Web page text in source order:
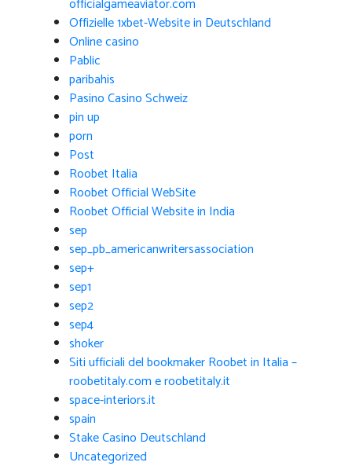
officialgameaviator.com
Offizielle 1xbet-Website in Deutschland
Online casino
Pablic
paribahis
Pasino Casino Schweiz
pin up
porn
Post
Roobet Italia
Roobet Official WebSite
Roobet Official Website in India
sep
sep_pb_americanwritersassociation
sep+
sep1
sep2
sep4
shoker
Siti ufficiali del bookmaker Roobet in Italia –
roobetitaly.com e roobetitaly.it
space-interiors.it
spain
Stake Casino Deutschland
Uncategorized